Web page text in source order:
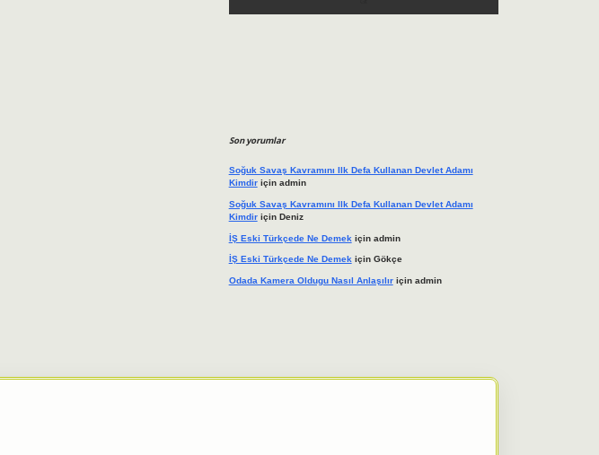
Son yorumlar
Soğuk Savaş Kavramını Ilk Defa Kullanan Devlet Adamı
Kimdiriçin admin
Soğuk Savaş Kavramını Ilk Defa Kullanan Devlet Adamı
Kimdiriçin Deniz
İŞ Eski Türkçede Ne Demek için admin
İŞ Eski Türkçede Ne Demek için Gökçe
Odada Kamera Oldugu Nasıl Anlaşılıriçin admin